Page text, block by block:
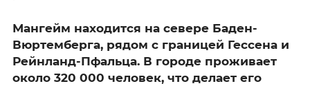
Мангейм находится на севере Баден-
Вюртемберга, рядом с границей Гессена и
Рейнланд-Пфальца. В городе проживает
около 320 000 человек, что делает его